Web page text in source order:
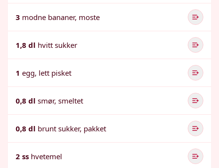
3 modne bananer, moste
1,8 dl hvitt sukker
1 egg, lett pisket
0,8 dl smør, smeltet
0,8 dl brunt sukker, pakket
2 ss hvetemel